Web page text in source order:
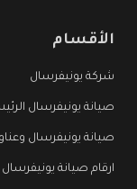
الأقسام
شركة يونيفرسال
صيانة يونيفرسال
صيانة يونيفرسال
ارقام صيانة يونيفرسال